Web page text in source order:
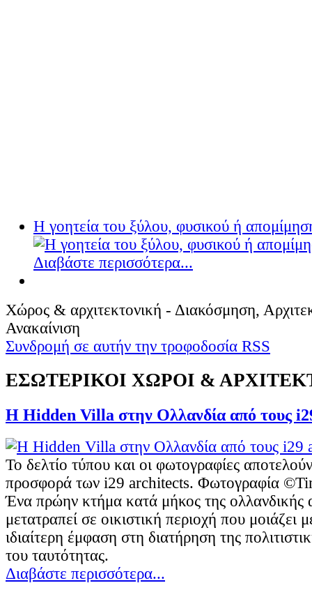
Η γοητεία του ξύλου, φυσικού ή
Διαβάστε περισσότερα...
Χώρος & αρχιτεκτονική - Διακόσμηση,
Ανακαίνιση
Συνδρομή σε αυτήν την τροφοδοσία RSS
ΕΣΩΤΕΡΙΚΟΙ ΧΩΡΟΙ &
Η Hidden Villa στην Ολλανδία από τους
Το δελτίο τύπου και οι φωτογραφίες
προσφορά των i29 architects. Φωτογραφία
Ένα πρώην κτήμα κατά μήκος της ολλανδικής
μετατραπεί σε οικιστική περιοχή που μοιάζει
ιδιαίτερη έμφαση στη διατήρηση της
του ταυτότητας.
Διαβάστε περισσότερα...